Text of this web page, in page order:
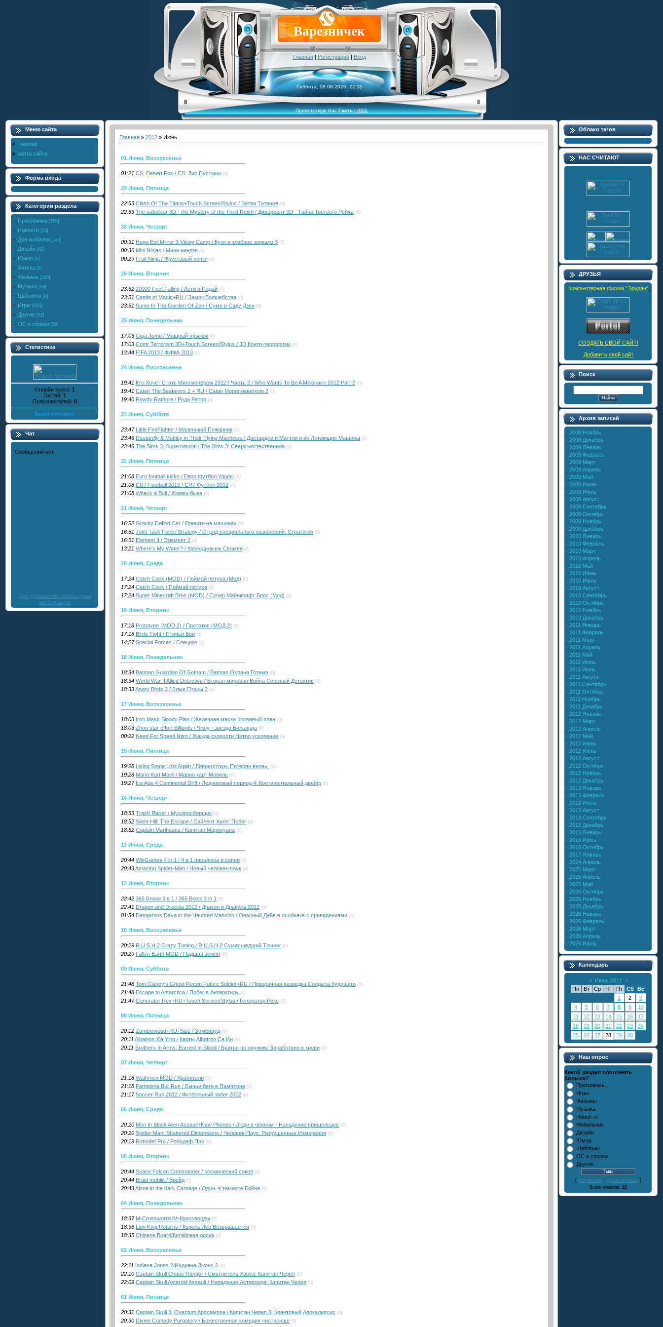
Варезничек
Главная| Регистрация| Вход
Суббота, 08.08.2026, 22:15
Приветствую Вас Гость|RSS
Меню сайта
Главная
Карта сайта
Форма входа
Категории раздела
Программы [756]
Новости [25]
Для мобилки [143]
Дизайн [42]
Юмор [5]
Аптека [3]
Фильмы [328]
Музыка [56]
Шаблоны [4]
Игры [255]
Другие [32]
ОС и сборки [59]
Статистика
Онлайн всего: 1
Гостей: 1
Пользователей: 0
Были сегодня:
Чат
Для добавления необходима
авторизация
Главная » 2012 » Июнь
01 Июня, Воскресенье
01:21 CS: Desert Fox / CS: Лис Пустыни (0)
29 Июня, Пятница
22:53 Clash Of The Titans+Touch Screen/Stylus / Битва Титанов (0)
22:53 The saboteur 3D - the Mystery of the Third Reich / Диверсант 3D - Тайна Третьего Рейха (0)
28 Июня, Четверг
00:31 Hugo Evil Mirror 3 Viking Camp / Кузя и злобное зеркало 3 (0)
00:30 Mini Ninjas / Мини ниндзя (0)
00:29 Fruit Ninja / Фруктовый нинзя (0)
26 Июня, Вторник
23:52 20000 Feet Falling / Лети и Падай (0)
23:51 Castle of Magic+RU / Замок Волшебства (0)
23:51 Sumo In The Garden Of Zen / Сумо в Саду Дзен (0)
25 Июня, Понедельник
17:03 Giga Jump / Мощный прыжок (0)
17:03 Contr Terrorism 3D+Touch Screen/Stylus / 3D Контр-терроризм (0)
13:44 FIFA 2013 / ФИФА 2013 (0)
24 Июня, Воскресенье
19:41 Кто Хочет Стать Миллионером 2012? Часть 2 / Who Wants To Be A Millionaire 2012 Part 2 (0)
19:41 Catan The Seafarers 2 + RU / Catan Мореплаватели 2 (0)
19:40 Rowdy Rathore / Роди Ратор (0)
23 Июня, Суббота
23:47 Little FireFighter / Маленький Пожарник (0)
23:46 Dastardly & Muttley in Their Flying Machines / Дастардли и Маттли и их Летающие Машины (0)
23:46 The Sims 3: Supernatural / The Sims 3: Сверхъестественное (0)
22 Июня, Пятница
21:08 Euro football kicks / Евро футбол Удары (0)
21:08 CR7 Football 2012 / CR7 Футбол 2012 (0)
21:08 Whack a Bull / Жмяки быка (0)
21 Июня, Четверг
16:52 Gravity Defied Car / Гравити на машинах (0)
16:51 Joint Task Force Strategy / Отряд специального назначений. Стратегия (0)
16:51 Element II / Элемент 2 (0)
13:21 Where's My Water? / Крокодильчик Свомпи (0)
20 Июня, Среда
17:24 Catch Cock (MOD) / Поймай петуха (Мод) (0)
17:24 Catch Cock / Поймай петуха (0)
17:24 Super Minecraft Bros (MOD) / Супер Майнкрафт Брос (Мод) (0)
19 Июня, Вторник
17:18 Prototype (MOD 2) / Прототип (МОД 2) (0)
17:18 Birds Fight / Птичьи Бои (0)
14:27 Special Forces / Спецназ (0)
18 Июня, Понедельник
18:34 Batman Guardian Of Gotham / Batman Охрана Готема (0)
18:34 World War II Allied Detective / Вторая мировая Война Союзный Детектив (0)
18:33Angry Birds 3 / Злые Птицы 3 (0)
17 Июня, Воскресенье
18:03 Iron Mask Bloody Plan / Железная маска Кровавый план (0)
18:03 Zhou star effort Billiards / Чжоу - звезда Бильярда (0)
00:22 Need For Speed Nitro / Жажда скорости Нитро ускорение (0)
15 Июня, Пятница
19:28 Living Stone Lost Again / Ливингстоун. Потерян вновь. (0)
19:28 Mario Kart Movil / Марио карт Мовиль (0)
19:27 Ice Age 4 Continental Drift / Ледниковый период 4: Континентальный дрейф (0)
14 Июня, Четверг
18:53 Trash Racer / Мусоросборщик (0)
18:52 Silent Hill: The Escape / Сайлент Хилл: Побег (0)
18:52 Captain Marihuana / Капитан Марихуана (0)
13 Июня, Среда
20:44 WinGames 4 in 1 / 4 в 1 пасьянсы и сапер (0)
20:43Amazing Spider-Man / Новый человек-паук (0)
12 Июня, Вторник
22:42 365 Блоки 3 в 1 / 365 Bloxx 3 in 1 (0)
22:41 Dragon and Dracula 2012 / Дракон и Дракула 2012 (0)
01:54 Dangerous Dave in the Haunted Mansion / Опасный Дейв в особняке с привидениями (0)
10 Июня, Воскресенье
20:29 R.U.S.H 2 Crazy Tuning / R.U.S.H 2 Сумасшедший Тюнинг (0)
20:29 Fallen Earth MOD / Падшая земля (0)
09 Июня, Суббота
21:48 Tom Clancy's Ghost Recon Future Soldier+RU / Призрачная разведка Солдаты будущего (0)
21:48 Escape to Antarctica / Побег в Антарктиду (0)
21:47 Generator Rex+RU+Touch Screen/Stylus / Генератор Рекс (0)
08 Июня, Пятница
20:12 Zombiewood+RU+Size / Зомбивуд (0)
20:11 Albatron Xia Ying / Карты Albatron Ся Ин (0)
20:11 Brothers In Arms: Earned In Blood / Братья по оружию: Заработано в крови (0)
07 Июня, Четверг
21:18 Wathmen MOD / Хранители (0)
21:18 Pamplona Bull Run / Бычьи бега в Памплоне (0)
21:17 Soccer Run 2012 / Футбольный забег 2012 (0)
06 Июня, Среда
20:20 Men In Black Alien Assault+New Phones / Люди в чёрном - Нападение пришельцев (0)
20:20 Spider-Man: Shattered Dimensions / Человек-Паук: Разрушенные Измерения (0)
20:19 Robodef Pro / Рободеф Про (0)
05 Июня, Вторник
20:44 Space Falcon Commander / Космический сокол (0)
20:44 Braid mobile / Брейд (0)
20:43Alone in the dark Carnage / Один, в темноте Бойня (0)
04 Июня, Понедельник
18:37 M-Crosswords/М-Кроссворды (0)
18:36 Lion King Returns / Король Лев Возвращается (0)
18:35 Chinese Board/Китайская доска (0)
03 Июня, Воскресенье
22:11 Indiana Jones 2/Индиана Джонс 2 (0)
22:10 Captain Skull Chaos Ranger / Смотритель Хаоса: Капитан Череп (0)
22:09 Captain Skull Asteroid Assault / Нападение Астероида: Капитан Череп (0)
01 Июня, Пятница
20:31 Captain Skull 3: Quantum Apocalypse / Капитан Череп 3: Квантовый Апокалипсис (0)
20:30 Divine Comedy Purgatory / Божественная комедия чистилище (0)
Облако тегов
НАС СЧИТАЮТ
ДРУЗЬЯ
Компьютерная фирма "Эридан"
СОЗДАТЬ СВОЙ САЙТ!
Добавить свой сайт
Поиск
Архив записей
2008 Ноябрь
2008 Декабрь
2009 Январь
2009 Февраль
2009 Март
2009 Апрель
2009 Май
2009 Июнь
2009 Июль
2009 Август
2009 Сентябрь
2009 Октябрь
2009 Ноябрь
2009 Декабрь
2010 Январь
2010 Февраль
2010 Март
2010 Апрель
2010 Май
2010 Июнь
2010 Июль
2010 Август
2010 Сентябрь
2010 Октябрь
2010 Ноябрь
2010 Декабрь
2011 Январь
2011 Февраль
2011 Март
2011 Апрель
2011 Май
2011 Июнь
2011 Июль
2011 Август
2011 Сентябрь
2011 Октябрь
2011 Ноябрь
2011 Декабрь
2012 Январь
2012 Март
2012 Апрель
2012 Май
2012 Июнь
2012 Июль
2012 Август
2012 Октябрь
2012 Ноябрь
2012 Декабрь
2013 Январь
2013 Февраль
2013 Июль
2013 Август
2013 Сентябрь
2013 Декабрь
2015 Январь
2016 Июнь
2016 Октябрь
2017 Январь
2024 Апрель
2025 Март
2025 Апрель
2025 Май
2025 Октябрь
2025 Ноябрь
2025 Декабрь
2026 Январь
2026 Февраль
2026 Март
2026 Апрель
2026 Июль
Календарь
« Июнь 2012 »
Пн
Вт Ср Чт Пт Сб
Вс
1
2
3
4
5 6 7 8 9
10
11
12 13 14 15 16
17
18
19 20 21 22 23
24
25
26 27 28 29 30
Наш опрос
Какой раздел пополнять
больше?
Программы
Игры
Фильмы
Музыка
Новости
Мобильник
Дизайн
Юмор
Шаблоны
ОС и сборки
Другое
[ Результаты · Архив опросов ]
Всего ответов: 22